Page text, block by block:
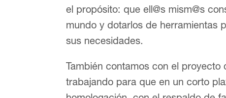
el propósito: que ell@s mism@s
mundo y dotarlos de herramientas
sus necesidades.
También contamos con el proyecto
trabajando para que en un corto